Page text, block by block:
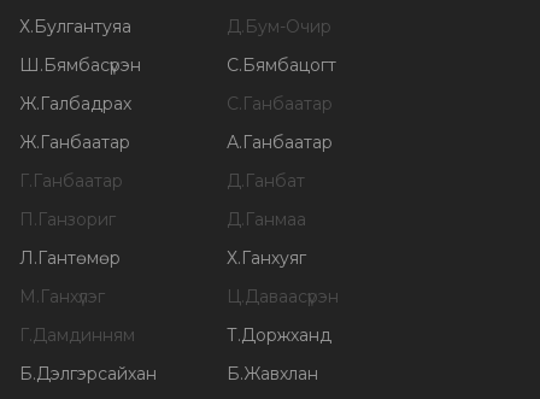
Х.Булгантуяа Д.Бум-Очир
Ш.Бямбасүрэн С.Бямбацогт
Ж.Галбадрах С.Ганбаатар
Ж.Ганбаатар А.Ганбаатар
Г.Ганбаатар Д.Ганбат
П.Ганзориг Д.Ганмаа
Л.Гантөмөр Х.Ганхуяг
М.Ганхүлэг Ц.Даваасүрэн
Г.Дамдинням Т.Доржханд
Б.Дэлгэрсайхан Б.Жавхлан